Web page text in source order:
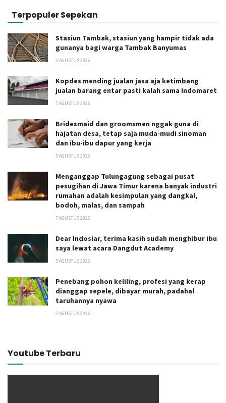
Terpopuler Sepekan
Stasiun Tambak, stasiun yang hampir tidak ada
gunanya bagi warga Tambak Banyumas
3 AGUSTUS 2026
Kopdes mending jualan jasa aja ketimbang
jualan barang entar pasti kalah sama Indomaret
7 AGUSTUS 2026
Bridesmaid dan groomsmen nggak guna di
hajatan desa, tetap saja muda-mudi sinoman
dan ibu-ibu dapur yang kerja
5 AGUSTUS 2026
Menganggap Tulungagung sebagai pusat
pesugihan di Jawa Timur karena banyak industri
rumahan adalah kesimpulan yang dangkal,
bodoh, malas, dan sampah
7 AGUSTUS 2026
Dear Indosiar, terima kasih sudah menghibur ibu
saya lewat acara Dangdut Academy
5 AGUSTUS 2026
Penebang pohon keliling, profesi yang kerap
dianggap sepele, dibayar murah, padahal
taruhannya nyawa
2 AGUSTUS 2026
Youtube Terbaru